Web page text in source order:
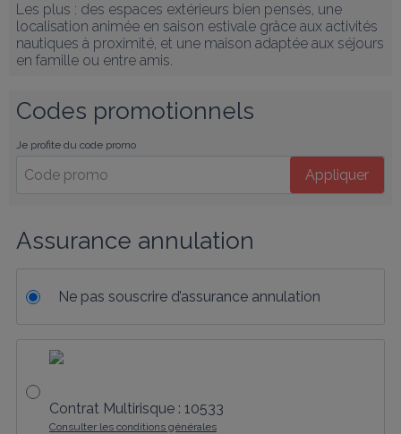
Les plus : des espaces extérieurs bien pensés, une
localisation animée en saison estivale grâce aux activités
nautiques à proximité, et une maison adaptée aux séjours
en famille ou entre amis.
Codes promotionnels
Je profite du code promo
Appliquer
Assurance annulation
Ne pas souscrire d’assurance annulation
Contrat Multirisque : 10533
Consulter les conditions générales